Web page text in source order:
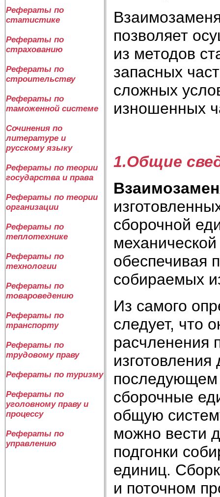
Рефераты по
статистике
Рефераты по
страхованию
Рефераты по
строительству
Рефераты по
таможенной системе
Сочинения по
литературе и
русскому языку
Рефераты по теории
государства и права
Рефераты по теории
организации
Рефераты по
теплотехнике
Рефераты по
технологии
Рефераты по
товароведению
Рефераты по
транспорту
Рефераты по
трудовому праву
Рефераты по туризму
Рефераты по
уголовному праву и
процессу
Рефераты по
управлению
позволяет
из методов
запасных
сложных
изношенных
1.Общие
сборочной
обеспечивая
собираемых
Из самого
следует, что
расчленения
изготовления
последующем
сборочные
общую
можно вести
подгонки
единиц.
и поточном